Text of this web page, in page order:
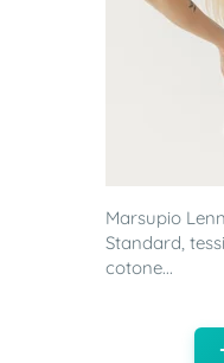
Marsupio
Standard,
cotone...